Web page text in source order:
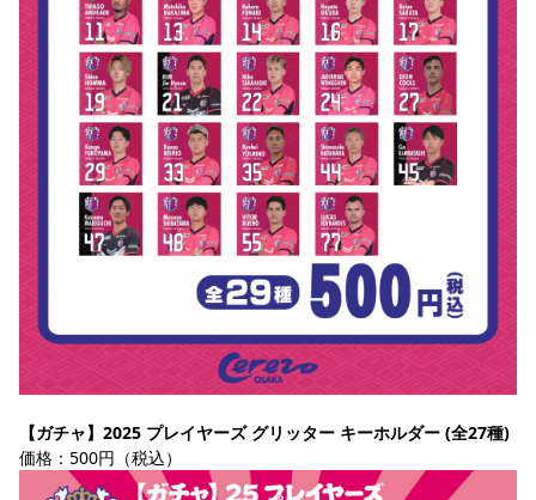
【ガチャ】2025 プレイヤーズ グリッター キーホルダー (全27種)
価格：500円（税込）